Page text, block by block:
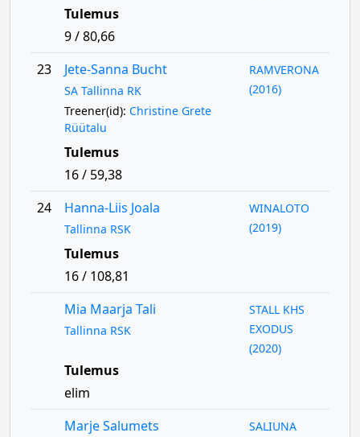
Tulemus
9 / 80,66
23
Jete-Sanna Bucht
SA Tallinna RK
Treener(id): Christine Grete
Rüütalu
RAMVERONA
(2016)
Tulemus
16 / 59,38
24
Hanna-Liis Joala
Tallinna RSK
WINALOTO
(2019)
Tulemus
16 / 108,81
Mia Maarja Tali
Tallinna RSK
STALL KHS
EXODUS
(2020)
Tulemus
elim
Marje Salumets
SALIUNA